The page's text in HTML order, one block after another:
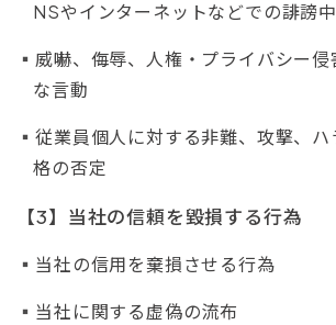
NSやインターネットなどでの誹謗
威嚇、侮辱、人権・プライバシー侵
な言動
従業員個人に対する非難、攻撃、ハ
格の否定
【3】当社の信頼を毀損する行為
当社の信用を棄損させる行為
当社に関する虚偽の流布